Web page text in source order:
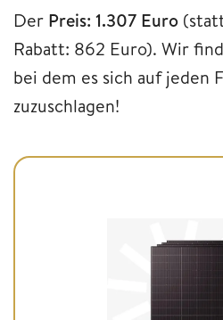
Der Preis: 1.307 Euro
Rabatt: 862 Euro). Wir
bei dem es sich auf jeden
zuzuschlagen!